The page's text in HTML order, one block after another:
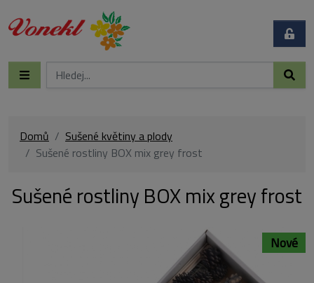
Domů
Sušené květiny a plody
Sušené rostliny BOX mix grey frost
Sušené rostliny BOX mix grey frost
Nové